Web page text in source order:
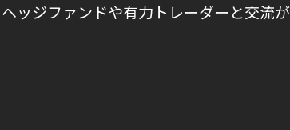
ッジファンドや有力トレーダーと交流